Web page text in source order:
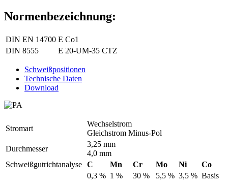
Normenbezeichnung:
DIN EN 14700 E Co1
DIN 8555
E 20-UM-35 CTZ
Schweißpositionen
Technische Daten
Download
Stromart
Wechselstrom
Gleichstrom Minus-Pol
Durchmesser
3,25 mm
4,0 mm
Schweißgutrichtanalyse C Mn Cr Mo Ni
Co
0,3 % 1 % 30 % 5,5 % 3,5 % Basis